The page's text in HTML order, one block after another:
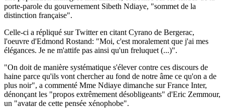
porte-parole du gouvernement Sibeth Ndiaye, "sommet de la
distinction française".
Celle-ci a répliqué sur Twitter en citant Cyrano de Bergerac,
l'oeuvre d'Edmond Rostand: "Moi, c'est moralement que j'ai mes
élégances. Je ne m'attife pas ainsi qu'un freluquet (...)".
"On doit de manière systématique s'élever contre ces discours de
haine parce qu'ils vont chercher au fond de notre âme ce qu'on a de
plus noir", a commenté Mme Ndiaye dimanche sur France Inter,
dénonçant les "propos extrêmement désobligeants" d'Eric Zemmour,
un "avatar de cette pensée xénophobe".